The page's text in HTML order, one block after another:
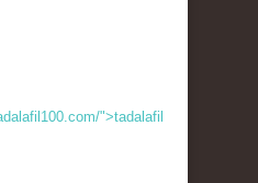
">tadalafil